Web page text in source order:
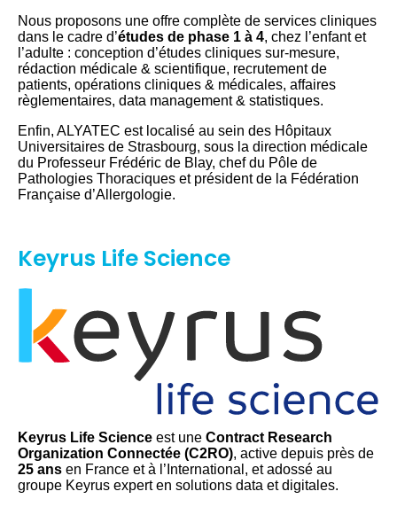
Nous proposons une offre complète de services cliniques
dans le cadre d’études de phase 1 à 4, chez l’enfant et
l’adulte : conception d’études cliniques sur-mesure,
rédaction médicale & scientifique, recrutement de
patients, opérations cliniques & médicales, affaires
règlementaires, data management & statistiques.
Enfin, ALYATEC est localisé au sein des Hôpitaux
Universitaires de Strasbourg, sous la direction médicale
du Professeur Frédéric de Blay, chef du Pôle de
Pathologies Thoraciques et président de la Fédération
Française d’Allergologie.
Keyrus Life Science
Keyrus Life Science est une Contract Research
Organization Connectée (C2RO), active depuis près de
25 ans en France et à l’International, et adossé au
groupe Keyrus expert en solutions data et digitales.